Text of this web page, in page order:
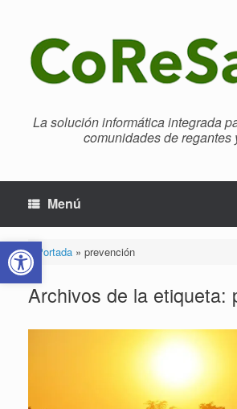
Abrir barra de herramientas
contenido
La solución informática integrada
comunidades de regantes
Menú
Portada» prevención
Archivos de la etiqueta: